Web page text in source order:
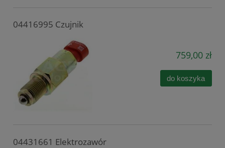
04416995 Czujnik
759,00 zł
do koszyka
04431661 Elektrozawór